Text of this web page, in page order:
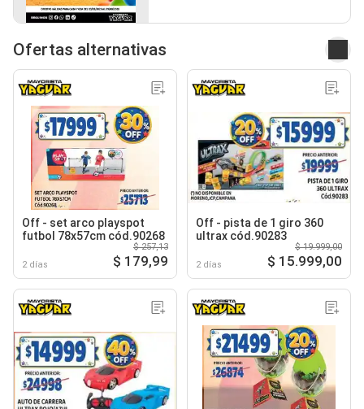
Ofertas alternativas
Off - set arco playspot
futbol 78x57cm cód.90268
2 días
$ 257,13
$ 179,99
Off - pista de 1 giro 360
ultrax cód.90283
2 días
$ 19.999,00
$ 15.999,00